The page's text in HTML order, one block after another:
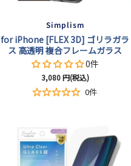
Simplism
for iPhone [FLEX 3D] ゴリラガラ
ス 高透明 複合フレームガラス
0件
セ
ー
3,080円(税込)
0件